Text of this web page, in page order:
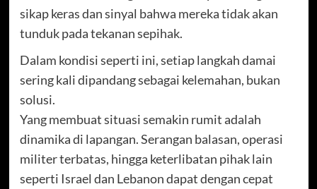
sikap keras dan sinyal bahwa mereka tidak akan
tunduk pada tekanan sepihak.
Dalam kondisi seperti ini, setiap langkah damai
sering kali dipandang sebagai kelemahan, bukan
solusi.
Yang membuat situasi semakin rumit adalah
dinamika di lapangan. Serangan balasan, operasi
militer terbatas, hingga keterlibatan pihak lain
seperti Israel dan Lebanon dapat dengan cepat